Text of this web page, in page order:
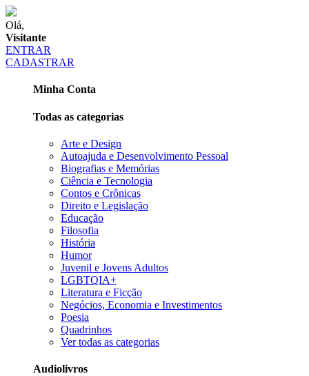
Olá,
Visitante
ENTRAR
CADASTRAR
Minha Conta
Todas as categorias
Arte e Design
Autoajuda e Desenvolvimento Pessoal
Biografias e Memórias
Ciência e Tecnologia
Contos e Crônicas
Direito e Legislação
Educação
Filosofia
História
Humor
Juvenil e Jovens Adultos
LGBTQIA+
Literatura e Ficção
Negócios, Economia e Investimentos
Poesia
Quadrinhos
Ver todas as categorias
Audiolivros